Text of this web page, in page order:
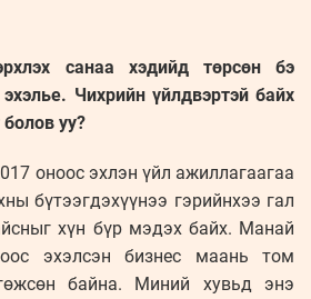
санаа хэдийд төрсөн бэ
эхэлье. Чихрийн үйлдвэртэй байх
уу?
оноос эхлэн үйл ажиллагаагаа
бүтээгдэхүүнээ гэрийнхээ гал
хүн бүр мэдэх байх. Манай
эхэлсэн бизнес маань том
байна. Миний хувьд энэ